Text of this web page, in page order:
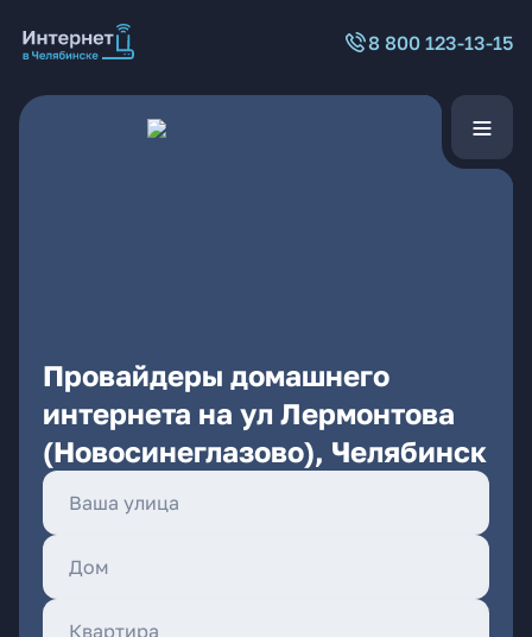
8 800 123-13-15
Провайдеры домашнего
интернета на ул Лермонтова
(Новосинеглазово), Челябинск